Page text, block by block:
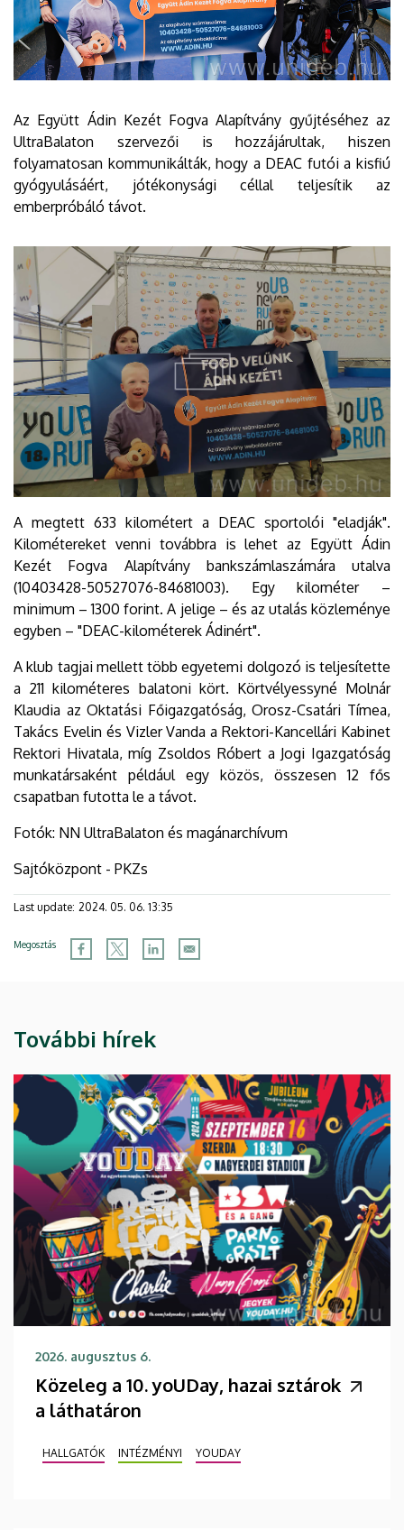
Az Együtt Ádin Kezét Fogva Alapítvány gyűjtéséhez az
UltraBalaton szervezői is hozzájárultak, hiszen
folyamatosan kommunikálták, hogy a DEAC futói a kisfiú
gyógyulásáért, jótékonysági céllal teljesítik az
emberpróbáló távot.
A megtett 633 kilométert a DEAC sportolói "eladják".
Kilométereket venni továbbra is lehet az Együtt Ádin
Kezét Fogva Alapítvány bankszámlaszámára utalva
(10403428-50527076-84681003). Egy kilométer –
minimum – 1300 forint. A jelige – és az utalás közleménye
egyben – "DEAC-kilométerek Ádinért".
A klub tagjai mellett több egyetemi dolgozó is teljesítette
a 211 kilométeres balatoni kört. Körtvélyessyné Molnár
Klaudia az Oktatási Főigazgatóság, Orosz-Csatári Tímea,
Takács Evelin és Vizler Vanda a Rektori-Kancellári Kabinet
Rektori Hivatala, míg Zsoldos Róbert a Jogi Igazgatóság
munkatársaként például egy közös, összesen 12 fős
csapatban futotta le a távot.
Fotók: NN UltraBalaton és magánarchívum
Sajtóközpont - PKZs
Last update: 2024. 05. 06. 13:35
Megosztás
További hírek
2026. augusztus 6.
Közeleg a 10. yoUDay, hazai sztárok
a láthatáron
HALLGATÓK INTÉZMÉNYI YOUDAY